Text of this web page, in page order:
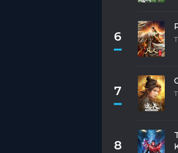
6
7
8